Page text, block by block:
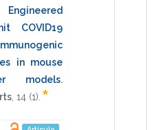
.
Engineered
COVID19
in mouse
models.
, 14 (1). *